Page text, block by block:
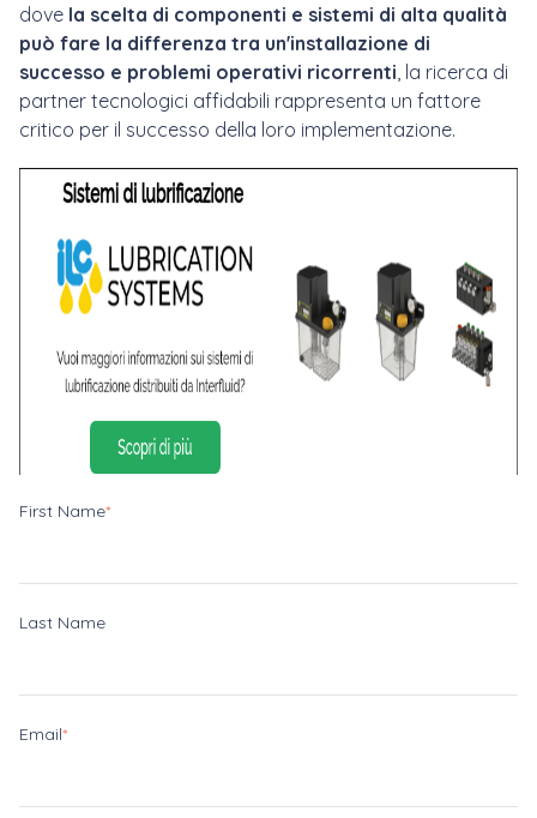
dove la scelta di componenti e sistemi di alta qualità
può fare la differenza tra un'installazione di
successo e problemi operativi ricorrenti, la ricerca di
partner tecnologici affidabili rappresenta un fattore
critico per il successo della loro implementazione.
First Name*
Last Name
Email*